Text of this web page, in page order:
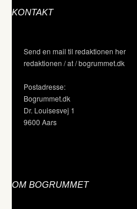
KONTAKT
Send en mail til redaktionen her
redaktionen / at / bogrummet.dk
Postadresse:
Bogrummet.dk
Dr. Louisesvej 1
9600 Aars
OM BOGRUMMET